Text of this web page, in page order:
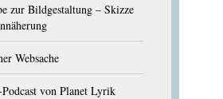
zur Bildgestaltung – Skizze
Websache
von Planet Lyrik